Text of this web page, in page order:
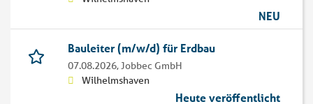
NEU
Bauleiter (m/w/d) für Erdbau
07.08.2026,Jobbec GmbH
Wilhelmshaven
Heute veröffentlicht